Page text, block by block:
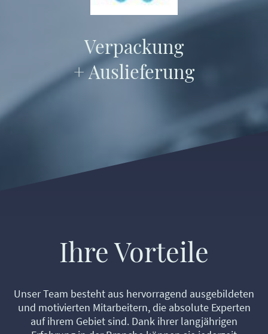
Verpackung
+ Auslieferung
Ihre Vorteile
Unser Team besteht aus hervorragend ausgebildeten
und motivierten Mitarbeitern, die absolute Experten
auf ihrem Gebiet sind. Dank ihrer langjährigen